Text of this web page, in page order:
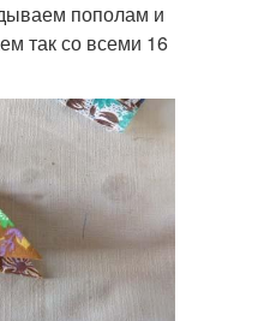
пополам и
так со всеми 16